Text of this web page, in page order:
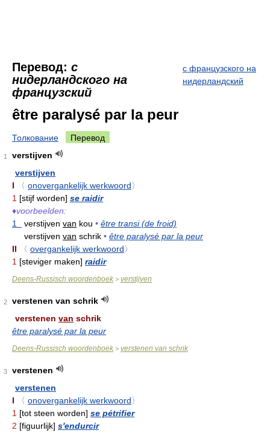
Перевод: с
нидерландского на
французский
с французского на
нидерландский
être paralysé par la peur
Толкование Перевод
1
verstijven
verstijven
I
〈 onovergankelijk werkwoord〉
1 [stijf worden] se raidir
♦voorbeelden:
1
verstijven van kou • être transi (de froid)
verstijven van schrik • être paralysé par la peur
II
〈 overgankelijk werkwoord〉
1 [steviger maken] raidir
Deens-Russisch woordenboek > verstijven
2
verstenen van schrik
verstenen van schrik
être paralysé par la peur
Deens-Russisch woordenboek > verstenen van schrik
3
verstenen
verstenen
I
〈 onovergankelijk werkwoord〉
1 [tot steen worden] se pétrifier
2 [figuurlijk] s'endurcir